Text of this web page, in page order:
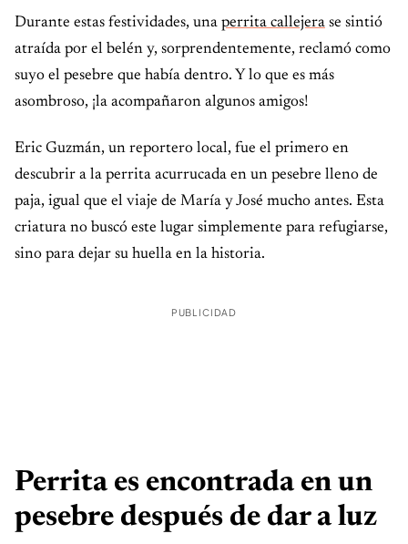
Durante estas festividades, una perrita callejera se sintió
atraída por el belén y, sorprendentemente, reclamó como
suyo el pesebre que había dentro. Y lo que es más
asombroso, ¡la acompañaron algunos amigos!
Eric Guzmán, un reportero local, fue el primero en
descubrir a la perrita acurrucada en un pesebre lleno de
paja, igual que el viaje de María y José mucho antes. Esta
criatura no buscó este lugar simplemente para refugiarse,
sino para dejar su huella en la historia.
PUBLICIDAD
Perrita es encontrada en un
pesebre después de dar a luz